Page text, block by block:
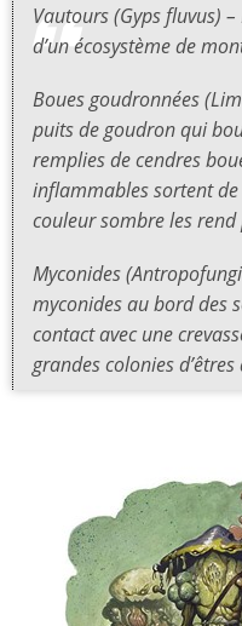
Vautours (Gyps fluvus)
d’un écosystème de
Boues goudronnées
puits de goudron qui
remplies de cendres
inflammables sortent
couleur sombre les
Myconides
myconides au bord des
contact avec une
grandes colonies